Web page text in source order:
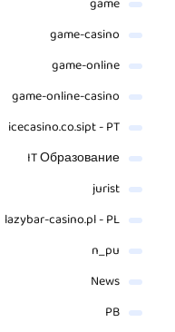
game
game-casino
game-online
game-online-casino
icecasino.co.sipt - PT
IT Образование
jurist
lazybar-casino.pl - PL
n_pu
News
PB